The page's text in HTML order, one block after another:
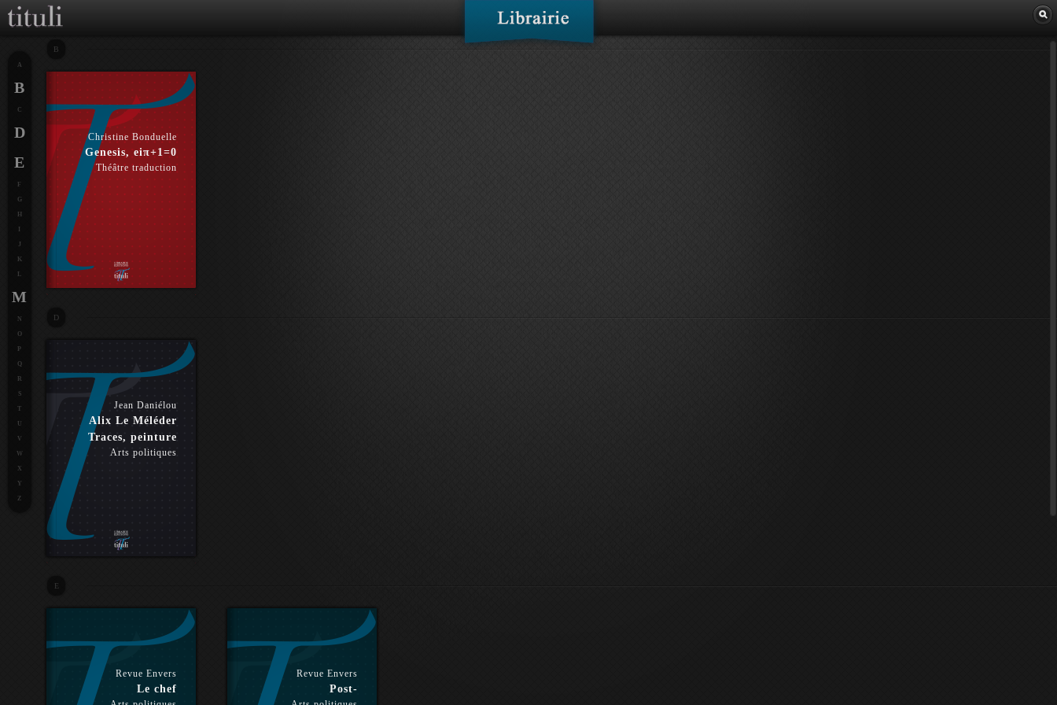
B
Christine Bonduelle
Genesis, eiπ+1=0
Théâtre traduction
D
Jean Daniélou
Alix Le Méléder
Traces, peinture
Arts politiques
E
Revue Envers
Le chef
Revue Envers
Post-
A
B
C
D
E
F
G
J
K
L
M
N
O
P
Q
R
S
T
U
V
W
X
Y
Z